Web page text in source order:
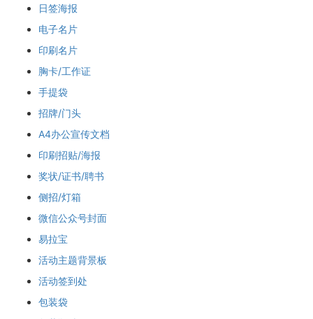
日签海报
电子名片
印刷名片
胸卡/工作证
手提袋
招牌/门头
A4办公宣传文档
印刷招贴/海报
奖状/证书/聘书
侧招/灯箱
微信公众号封面
易拉宝
活动主题背景板
活动签到处
包装袋